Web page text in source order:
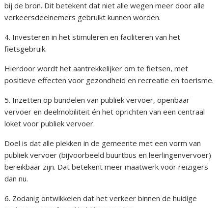
bij de bron. Dit betekent dat niet alle wegen meer door alle
verkeersdeelnemers gebruikt kunnen worden.
4. Investeren in het stimuleren en faciliteren van het
fietsgebruik.
Hierdoor wordt het aantrekkelijker om te fietsen, met
positieve effecten voor gezondheid en recreatie en toerisme.
5. Inzetten op bundelen van publiek vervoer, openbaar
vervoer en deelmobiliteit én het oprichten van een centraal
loket voor publiek vervoer.
Doel is dat alle plekken in de gemeente met een vorm van
publiek vervoer (bijvoorbeeld buurtbus en leerlingenvervoer)
bereikbaar zijn. Dat betekent meer maatwerk voor reizigers
dan nu.
6. Zodanig ontwikkelen dat het verkeer binnen de huidige